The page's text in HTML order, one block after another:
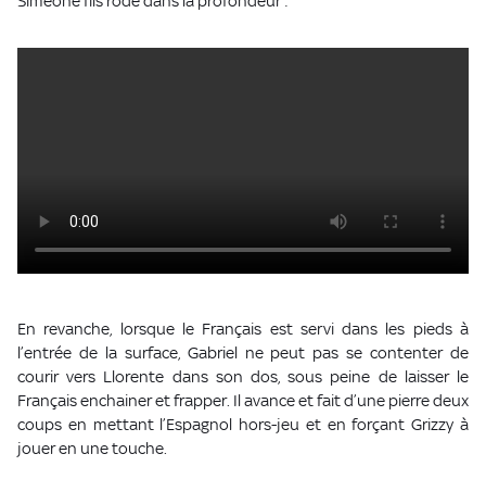
En revanche, lorsque le Français est servi dans les pieds à
l’entrée de la surface, Gabriel ne peut pas se contenter de
courir vers Llorente dans son dos, sous peine de laisser le
Français enchainer et frapper. Il avance et fait d’une pierre deux
coups en mettant l’Espagnol hors-jeu et en forçant Grizzy à
jouer en une touche.